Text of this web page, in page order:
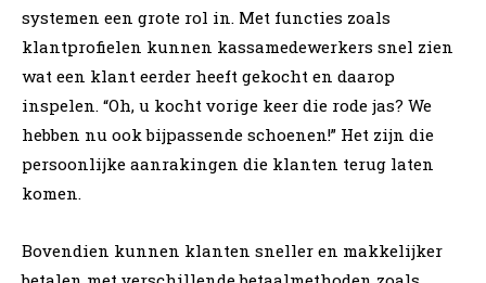
systemen een grote rol in. Met functies zoals
klantprofielen kunnen kassamedewerkers snel zien
wat een klant eerder heeft gekocht en daarop
inspelen. “Oh, u kocht vorige keer die rode jas? We
hebben nu ook bijpassende schoenen!” Het zijn die
persoonlijke aanrakingen die klanten terug laten
komen.
Bovendien kunnen klanten sneller en makkelijker